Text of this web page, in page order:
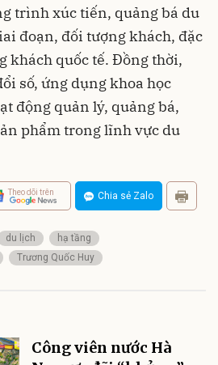
trình xúc tiến, quảng bá du
đoạn, đối tượng khách, đặc
khách quốc tế. Đồng thời,
số, ứng dụng khoa học
động quản lý, quảng bá,
phẩm trong lĩnh vực du
Theo dõi trên Chia sẻ Zalo
du lịch
hạ tầng
Trương Quốc Huy
Công viên nước Hà